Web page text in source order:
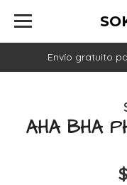
Envío gratuito
AHA BHA